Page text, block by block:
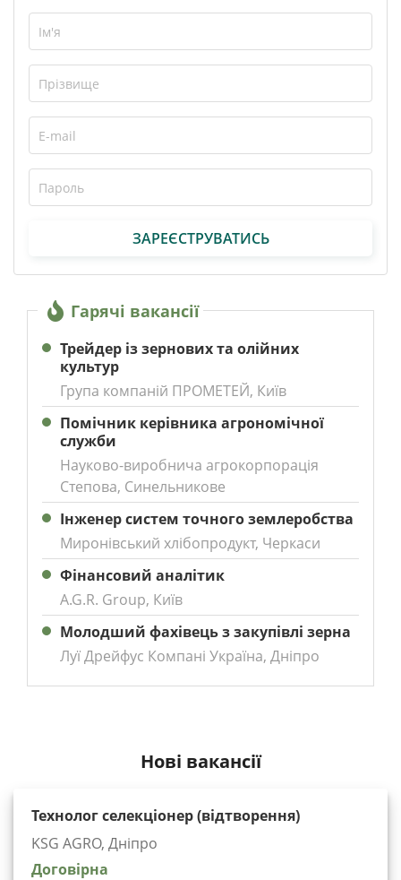
ЗАРЕЄСТРУВАТИСЬ
Гарячі вакансії
Трейдер із зернових та олійних
культур
Група компаній ПРОМЕТЕЙ, Київ
Помічник керівника агрономічної
служби
Науково-виробнича агрокорпорація
Степова, Синельникове
Інженер систем точного землеробства
Миронівський хлібопродукт, Черкаси
Фінансовий аналітик
A.G.R. Group, Київ
Молодший фахівець з закупівлі зерна
Луї Дрейфус Компані Україна, Дніпро
Нові вакансії
Технолог селекціонер (відтворення)
KSG AGRO, Дніпро
Договірна